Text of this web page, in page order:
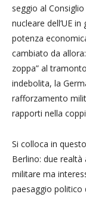
seggio al
nucleare dell’UE
potenza
cambiato da
zoppa” al
indebolita, la
rafforzamento
rapporti nella
Si colloca in
Berlino: due
militare ma
paesaggio politico